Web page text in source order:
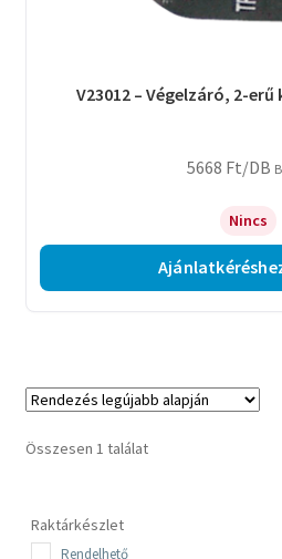
V23012 – Végelzáró, 2-
5668 Ft/DB
Nincs
Összesen 1 találat
Raktárkészlet
Rendelhető